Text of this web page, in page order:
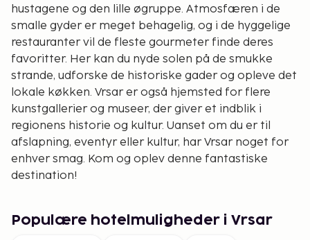
hustagene og den lille øgruppe. Atmosfæren i de
smalle gyder er meget behagelig, og i de hyggelige
restauranter vil de fleste gourmeter finde deres
favoritter. Her kan du nyde solen på de smukke
strande, udforske de historiske gader og opleve det
lokale køkken. Vrsar er også hjemsted for flere
kunstgallerier og museer, der giver et indblik i
regionens historie og kultur. Uanset om du er til
afslapning, eventyr eller kultur, har Vrsar noget for
enhver smag. Kom og oplev denne fantastiske
destination!
Populære hotelmuligheder i Vrsar